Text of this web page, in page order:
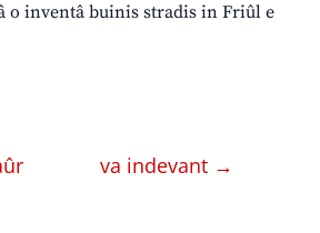
o inventâ buinis stradis in Friûl e
va indevant →